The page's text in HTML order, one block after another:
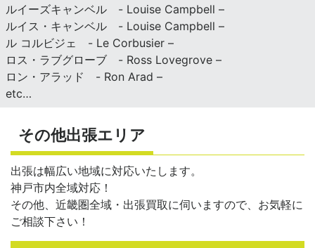
ルイーズキャンベル - Louise Campbell –
ルイス・キャンベル - Louise Campbell –
ル コルビジェ - Le Corbusier –
ロス・ラブグローブ - Ross Lovegrove –
ロン・アラッド - Ron Arad –
etc…
その他出張エリア
出張は幅広い地域に対応いたします。
神戸市内全域対応！
その他、近畿圏全域・出張買取に伺いますので、お気軽に
ご相談下さい！